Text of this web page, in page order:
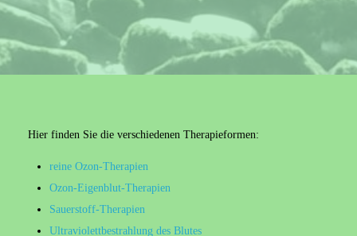
Hier finden Sie die verschiedenen Therapieformen:
reine Ozon-Therapien
Ozon-Eigenblut-Therapien
Sauerstoff-Therapien
Ultraviolettbestrahlung des Blutes